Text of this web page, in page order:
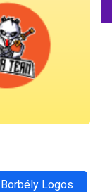
Borbély Logos